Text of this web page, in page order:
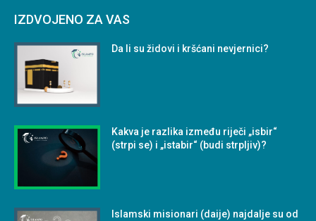
IZDVOJENO ZA VAS
Da li su židovi i kršćani nevjernici?
Kakva je razlika između riječi „isbir“
(strpi se) i „istabir“ (budi strpljiv)?
Islamski misionari (daije) najdalje su od